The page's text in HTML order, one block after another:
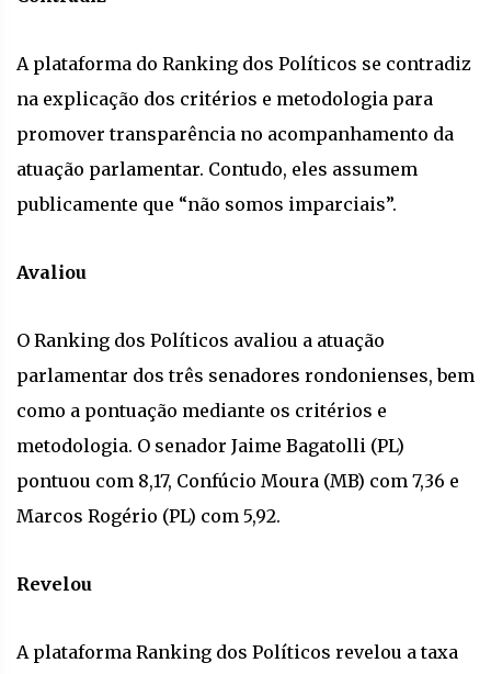
A plataforma do Ranking dos Políticos se contradiz
na explicação dos critérios e metodologia para
promover transparência no acompanhamento da
atuação parlamentar. Contudo, eles assumem
publicamente que “não somos imparciais”.
Avaliou
O Ranking dos Políticos avaliou a atuação
parlamentar dos três senadores rondonienses, bem
como a pontuação mediante os critérios e
metodologia. O senador Jaime Bagatolli (PL)
pontuou com 8,17, Confúcio Moura (MB) com 7,36 e
Marcos Rogério (PL) com 5,92.
Revelou
A plataforma Ranking dos Políticos revelou a taxa